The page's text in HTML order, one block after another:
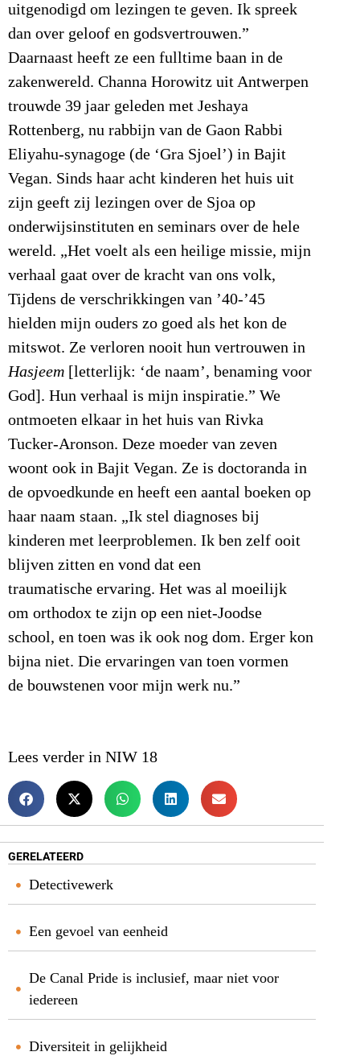
uitgenodigd om lezingen te geven. Ik spreek
dan over geloof en godsvertrouwen.”
Daarnaast heeft ze een fulltime baan in de
zakenwereld. Channa Horowitz uit Antwerpen
trouwde 39 jaar geleden met Jeshaya
Rottenberg, nu rabbijn van de Gaon Rabbi
Eliyahu-synagoge (de ‘Gra Sjoel’) in Bajit
Vegan. Sinds haar acht kinderen het huis uit
zijn geeft zij lezingen over de Sjoa op
onderwijsinstituten en seminars over de hele
wereld. „Het voelt als een heilige missie, mijn
verhaal gaat over de kracht van ons volk,
Tijdens de verschrikkingen van ’40-’45
hielden mijn ouders zo goed als het kon de
mitswot. Ze verloren nooit hun vertrouwen in
Hasjeem [letterlijk: ‘de naam’, benaming voor
God]. Hun verhaal is mijn inspiratie.” We
ontmoeten elkaar in het huis van Rivka
Tucker-Aronson. Deze moeder van zeven
woont ook in Bajit Vegan. Ze is doctoranda in
de opvoedkunde en heeft een aantal boeken op
haar naam staan. „Ik stel diagnoses bij
kinderen met leerproblemen. Ik ben zelf ooit
blijven zitten en vond dat een
traumatische ervaring. Het was al moeilijk
om orthodox te zijn op een niet-Joodse
school, en toen was ik ook nog dom. Erger kon
bijna niet. Die ervaringen van toen vormen
de bouwstenen voor mijn werk nu.”
Lees verder in NIW 18
GERELATEERD
Detectivewerk
Een gevoel van eenheid
De Canal Pride is inclusief, maar niet voor
iedereen
Diversiteit in gelijkheid